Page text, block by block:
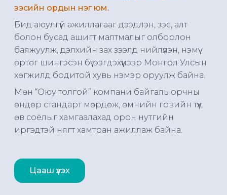
зэсийн ордын нэг юм.
Бид аюулгүй ажиллагааг дээдлэн, зэс, алт
болон бусад ашигт малтмалыг олборлон
баяжуулж, дэлхийн зах зээлд нийлүүлэн, нэмүү
өртөг шингэсэн бүтээгдэхүүнээр Монгол Улсын
хөгжилд бодитой хувь нэмэр оруулж байна.
Мөн “Оюу толгой” компани байгаль орчны
өндөр стандарт мөрдөж, өмнийн говийн түүх,
өв соёлыг хамгаалахад орон нутгийн
иргэдтэй нягт хамтран ажиллаж байна.
Цааш үзэх